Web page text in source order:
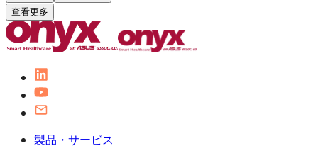
查看更多
製品・サービス